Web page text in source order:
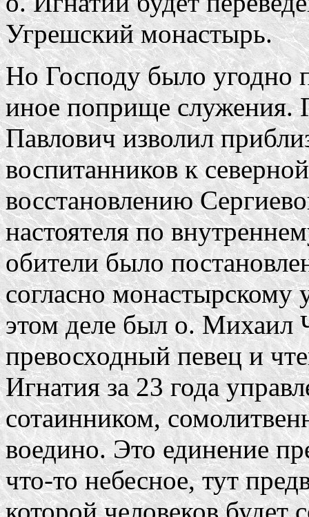
Угрешский монастырь.
Но Господу было угодно
иное поприще служения.
Павлович изволил
воспитанников к
восстановлению
настоятеля по
обители было
согласно
этом деле был о. Михаил
превосходный певец и
Игнатия за 23 года
сотаинником,
воедино. Это единение
что-то небесное, тут
которой человеков будет